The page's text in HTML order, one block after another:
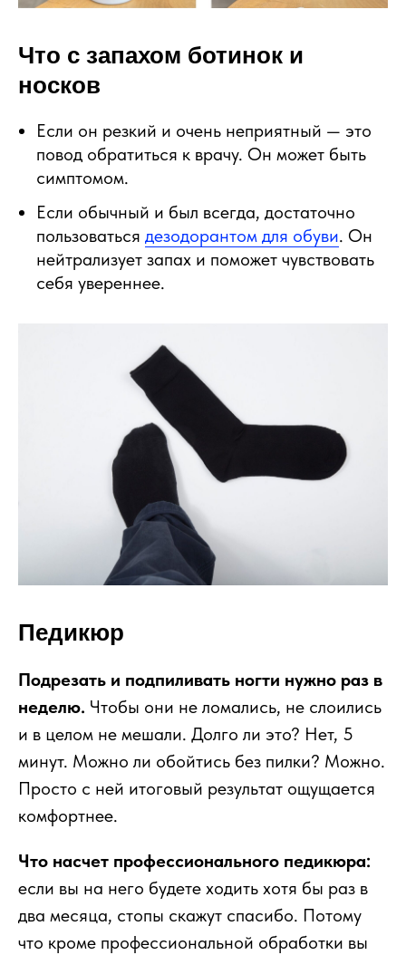
Что с запахом ботинок и
носков
Если он резкий и очень неприятный — это
повод обратиться к врачу. Он может быть
симптомом.
Если обычный и был всегда, достаточно
пользоваться дезодорантом для обуви. Он
нейтрализует запах и поможет чувствовать
себя увереннее.
Педикюр
Подрезать и подпиливать ногти нужно раз в
неделю. Чтобы они не ломались, не слоились
и в целом не мешали. Долго ли это? Нет, 5
минут. Можно ли обойтись без пилки? Можно.
Просто с ней итоговый результат ощущается
комфортнее.
Что насчет профессионального педикюра:
если вы на него будете ходить хотя бы раз в
два месяца, стопы скажут спасибо. Потому
что кроме профессиональной обработки вы